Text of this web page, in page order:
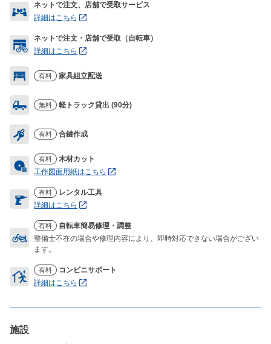
ネットで注文、店舗で受取サービス
詳細はこちら
ネットで注文・店舗で受取（自転車）
詳細はこちら
有料 家具組立配送
無料 軽トラック貸出 (90分)
有料 合鍵作成
有料
木材カット
工作図面用紙はこちら
有料
レンタル工具
詳細はこちら
有料
自転車簡易修理・調整
整備士不在の場合や修理内容により、即時対応できない場合がござい
ます。
有料
コンビニサポート
詳細はこちら
施設